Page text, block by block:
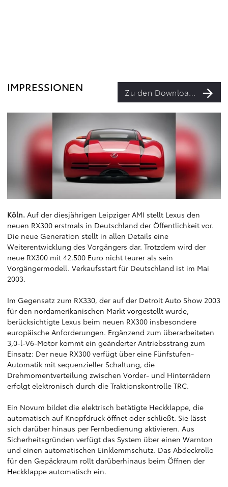
IMPRESSIONEN Zu den Downloads
Köln. Auf der diesjährigen Leipziger AMI stellt Lexus den
neuen RX300 erstmals in Deutschland der Öffentlichkeit vor.
Die neue Generation stellt in allen Details eine
Weiterentwicklung des Vorgängers dar. Trotzdem wird der
neue RX300 mit 42.500 Euro nicht teurer als sein
Vorgängermodell. Verkaufsstart für Deutschland ist im Mai
2003.
Im Gegensatz zum RX330, der auf der Detroit Auto Show 2003
für den nordamerikanischen Markt vorgestellt wurde,
berücksichtigte Lexus beim neuen RX300 insbesondere
europäische Anforderungen. Ergänzend zum überarbeiteten
3,0-l-V6-Motor kommt ein geänderter Antriebsstrang zum
Einsatz: Der neue RX300 verfügt über eine Fünfstufen-
Automatik mit sequenzieller Schaltung, die
Drehmomentverteilung zwischen Vorder- und Hinterrädern
erfolgt elektronisch durch die Traktionskontrolle TRC.
Ein Novum bildet die elektrisch betätigte Heckklappe, die
automatisch auf Knopfdruck öffnet oder schließt. Sie lässt
sich darüber hinaus per Fernbedienung aktivieren. Aus
Sicherheitsgründen verfügt das System über einen Warnton
und einen automatischen Einklemmschutz. Das Abdeckrollo
für den Gepäckraum rollt darüberhinaus beim Öffnen der
Heckklappe automatisch ein.